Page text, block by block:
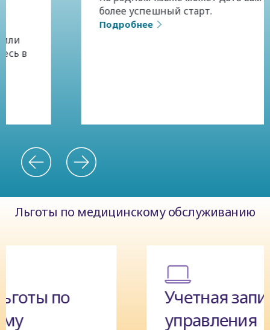
более успешный старт.
Льготы по медицинскому обслуживанию
Учетная запись для